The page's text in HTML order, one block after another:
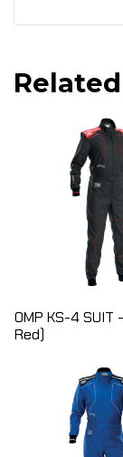
OMP KS-4 SUIT
Red)